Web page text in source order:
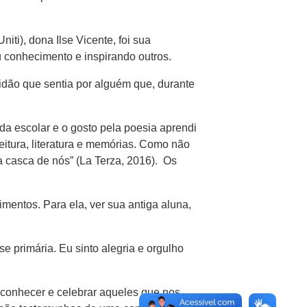
dona Ilse Vicente, foi sua
e inspirando outros.
que sentia por alguém que, durante
escolar e o gosto pela poesia aprendi
literatura e memórias. Como não
de nós” (La Terza, 2016). Os
Para ela, ver sua antiga aluna,
primária. Eu sinto alegria e orgulho
e celebrar aqueles que nos